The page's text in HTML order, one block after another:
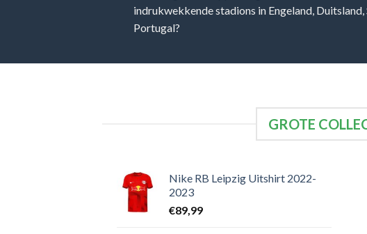
indrukwekkende stadions in Engeland,
Portugal?
GROTE
Nike RB Leipzig Uitshirt 2022-
2023
€89,99